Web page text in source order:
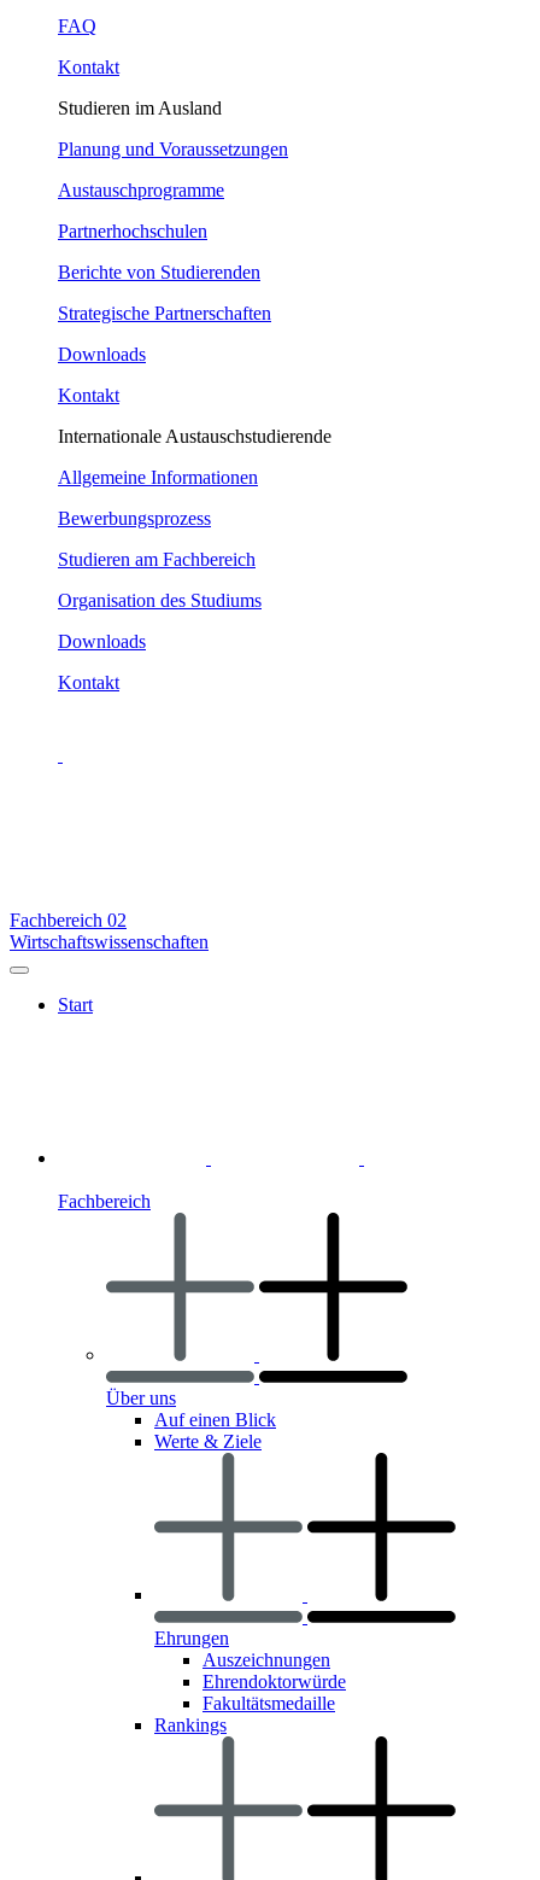
FAQ
Kontakt
Studieren im Ausland
Planung und Voraussetzungen
Austauschprogramme
Partnerhochschulen
Berichte von Studierenden
Strategische Partnerschaften
Downloads
Kontakt
Internationale Austauschstudierende
Allgemeine Informationen
Bewerbungsprozess
Studieren am Fachbereich
Organisation des Studiums
Downloads
Kontakt
Fachbereich 02
Wirtschaftswissenschaften
Start
Fachbereich
Über uns
Auf einen Blick
Werte & Ziele
Ehrungen
Auszeichnungen
Ehrendoktorwürde
Fakultätsmedaille
Rankings